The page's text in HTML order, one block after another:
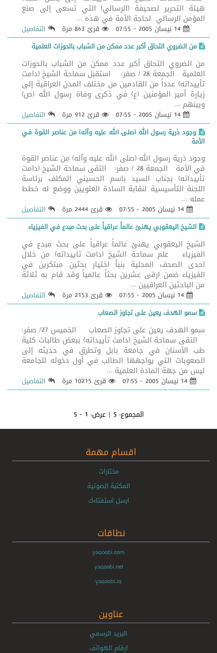
هيئة التحرير لصحيفة (الرسالي) التي تسعى إلى صنع
المؤمن الرسالي لحاجة الأمة في هذه ...
قرئ 863 مرة
التفاصيل
من الضروي التحاق أكبر عدد ممكن من الشباب بالحوزات العلمية
من الضروي التحاق أكبر عدد ممكن من الشباب بالحوزات
العلمية الجمعة 28 / صفر: استقبل سماحة الشيخ (دامت
تأييداته) عدداً من القادمين من مختلف المدن العراقية إلى
زيارة أمير المؤمنين (ع) في ذكرى وفاة رسول الله (ص)
وبينهم ...
قرئ 912 مرة
التفاصيل
وجود ذرية رسول الله (صلى الله عليه وآله) من عناصر القوة في
الأمة
وجود ذرية رسول الله (صلى الله عليه وآله) من عناصر القوة
في الأمة الجمعة 28 / صفر: التقى سماحة الشيخ (دامت
تأييداته) بجناب السيد باسم الحسيني المكلف برئاسة
اللجنة التأسيسية لنقابة السادة العلويين ووضع له خطط
عمله ...
قرئ 2444 مرة
التفاصيل
الشيخ اليعقوبي يهنئ عالماً عراقياً على بحث مبدع في الفيزياء
الشيخ اليعقوبي يهنئ عالماً عراقياً على بحث مبدع في
الفيزياء علم سماحة الشيخ (دامت تاييداته) من خلال
احدى الصحف المحلية بنبأ اختيار بحثين مبتكرين في
الفيزياء ضمن ارقى عشرين بحثاً عالمياً وقد قام به ثلاثة
من الباحثين العراقيين ...
قرئ 2153 مرة
التفاصيل
سمو الهدف يعين على تجاوز الصعاب
سمو الهدف يعين على تجاوز الصعاب الخميس 27/ صفر:
التقى سماحة الشيخ (دامت تأييداته) ببعض طالبات كلية
طب الأسنان في جامعة بابل وتطرق في حديثه إلى
الصعوبات التي يواجهها الطالب في أول دخوله للجامعة
ليس من جهة المادة العلمية ...
قرئ 10215 مرة التفاصيل
المجموع:5 | عرض: 1 - 5
اقسام مهمة
مختارات
المكتبة الصوتية
ارسل استفتاءك
نطاقات
yaqoobi.com
yaqoobi.net
yaqoobi.iq
عناوين
البريد الرسمي
ارقام الهواتف